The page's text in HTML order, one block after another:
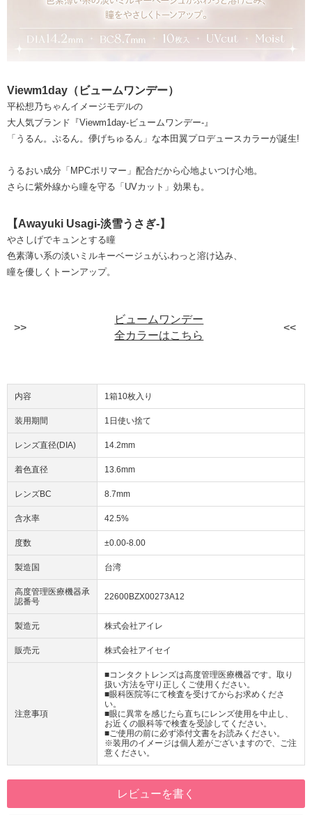
Viewm1day（ビュームワンデー）
平松想乃ちゃんイメージモデルの
大人気ブランド『Viewm1day-ビュームワンデー-』
「うるん。ぷるん。儚げちゅるん」な本田翼プロデュースカラーが誕生!
うるおい成分「MPCポリマー」配合だから心地よいつけ心地。
さらに紫外線から瞳を守る「UVカット」効果も。
【Awayuki Usagi-淡雪うさぎ-】
やさしげでキュンとする瞳
色素薄い系の淡いミルキーベージュがふわっと溶け込み、
瞳を優しくトーンアップ。
ビュームワンデー
全カラーはこちら
内容 1箱10枚入り
装用期間 1日使い捨て
レンズ直径(DIA) 14.2mm
着色直径 13.6mm
レンズBC 8.7mm
含水率 42.5%
度数 ±0.00-8.00
製造国 台湾
高度管理医療機器承
認番号
22600BZX00273A12
製造元 株式会社アイレ
販売元 株式会社アイセイ
注意事項
■コンタクトレンズは高度管理医療機器です。取り
扱い方法を守り正しくご使用ください。
■眼科医院等にて検査を受けてからお求めくださ
い。
■眼に異常を感じたら直ちにレンズ使用を中止し、
お近くの眼科等で検査を受診してください。
■ご使用の前に必ず添付文書をお読みください。
※装用のイメージは個人差がございますので、ご注
意ください。
レビューを書く